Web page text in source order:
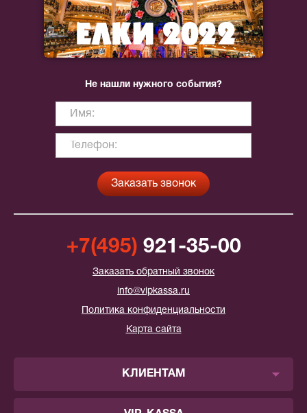
Не нашли нужного события?
+7(495) 921-35-00
Заказать обратный звонок
info@vipkassa.ru
Политика конфиденциальности
Карта сайта
КЛИЕНТАМ